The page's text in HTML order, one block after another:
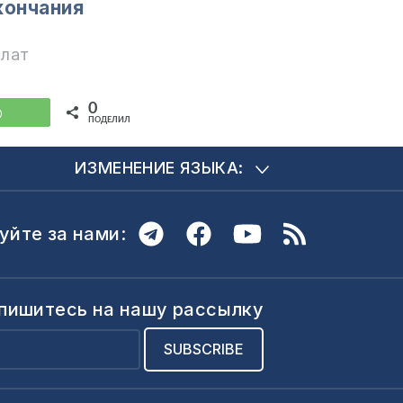
WhatsApp 0
ПОДЕЛИЛИСЬ
ИЗМЕНЕНИЕ ЯЗЫКА:
за нами:
на нашу рассылку